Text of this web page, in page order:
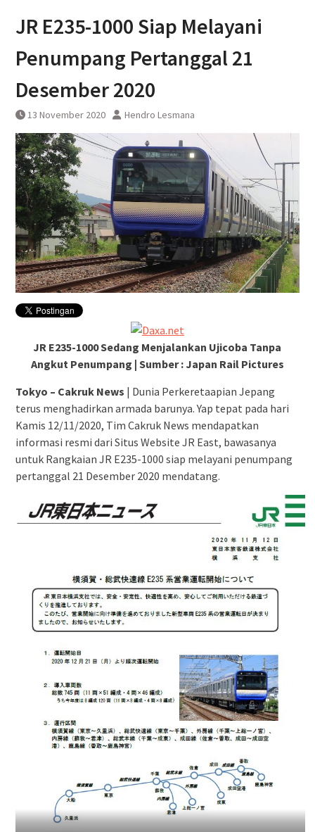
Perjanjian Kerja Sama Dengan
DAWONSYS
JR E235-1000 Siap Melayani
Penumpang Pertanggal 21
Desember 2020
13 November 2020 Hendro Lesmana
JR E235-1000 Sedang Menjalankan Ujicoba Tanpa
Angkut Penumpang | Sumber : Japan Rail Pictures
Tokyo – Cakruk News | Dunia Perkeretaapian Jepang
terus menghadirkan armada barunya. Yap tepat pada hari
Kamis 12/11/2020, Tim Cakruk News mendapatkan
informasi resmi dari Situs Website JR East, bawasanya
untuk Rangkaian JR E235-1000 siap melayani penumpang
pertanggal 21 Desember 2020 mendatang.